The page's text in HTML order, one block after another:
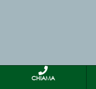
CHIAMA